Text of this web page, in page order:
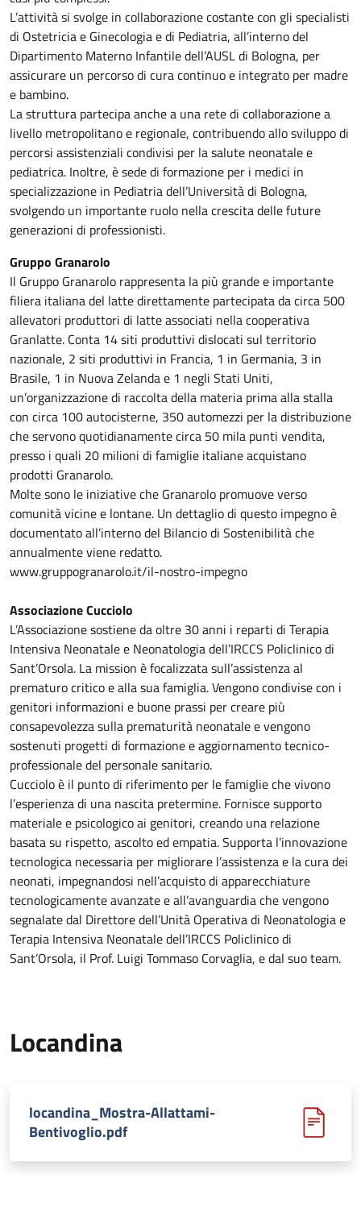
L’attività si svolge in collaborazione costante con gli specialisti
di Ostetricia e Ginecologia e di Pediatria, all’interno del
Dipartimento Materno Infantile dell’AUSL di Bologna, per
assicurare un percorso di cura continuo e integrato per madre
e bambino.
La struttura partecipa anche a una rete di collaborazione a
livello metropolitano e regionale, contribuendo allo sviluppo di
percorsi assistenziali condivisi per la salute neonatale e
pediatrica. Inoltre, è sede di formazione per i medici in
specializzazione in Pediatria dell’Università di Bologna,
svolgendo un importante ruolo nella crescita delle future
generazioni di professionisti.
Gruppo Granarolo
Il Gruppo Granarolo rappresenta la più grande e importante
filiera italiana del latte direttamente partecipata da circa 500
allevatori produttori di latte associati nella cooperativa
Granlatte. Conta 14 siti produttivi dislocati sul territorio
nazionale, 2 siti produttivi in Francia, 1 in Germania, 3 in
Brasile, 1 in Nuova Zelanda e 1 negli Stati Uniti,
un’organizzazione di raccolta della materia prima alla stalla
con circa 100 autocisterne, 350 automezzi per la distribuzione
che servono quotidianamente circa 50 mila punti vendita,
presso i quali 20 milioni di famiglie italiane acquistano
prodotti Granarolo.
Molte sono le iniziative che Granarolo promuove verso
comunità vicine e lontane. Un dettaglio di questo impegno è
documentato all’interno del Bilancio di Sostenibilità che
annualmente viene redatto.
www.gruppogranarolo.it/il-nostro-impegno
Associazione Cucciolo
L’Associazione sostiene da oltre 30 anni i reparti di Terapia
Intensiva Neonatale e Neonatologia dell’IRCCS Policlinico di
Sant’Orsola. La mission è focalizzata sull’assistenza al
prematuro critico e alla sua famiglia. Vengono condivise con i
genitori informazioni e buone prassi per creare più
consapevolezza sulla prematurità neonatale e vengono
sostenuti progetti di formazione e aggiornamento tecnico-
professionale del personale sanitario.
Cucciolo è il punto di riferimento per le famiglie che vivono
l’esperienza di una nascita pretermine. Fornisce supporto
materiale e psicologico ai genitori, creando una relazione
basata su rispetto, ascolto ed empatia. Supporta l’innovazione
tecnologica necessaria per migliorare l’assistenza e la cura dei
neonati, impegnandosi nell’acquisto di apparecchiature
tecnologicamente avanzate e all’avanguardia che vengono
segnalate dal Direttore dell’Unità Operativa di Neonatologia e
Terapia Intensiva Neonatale dell’IRCCS Policlinico di
Sant’Orsola, il Prof. Luigi Tommaso Corvaglia, e dal suo team.
Locandina
locandina_Mostra-Allattami-
Bentivoglio.pdf